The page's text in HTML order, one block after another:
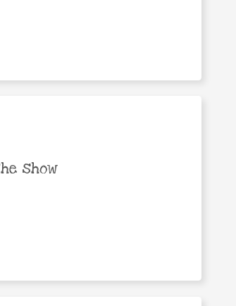
show